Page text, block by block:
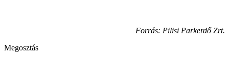
Forrás: Pilisi Parkerdő Zrt.
Megosztás